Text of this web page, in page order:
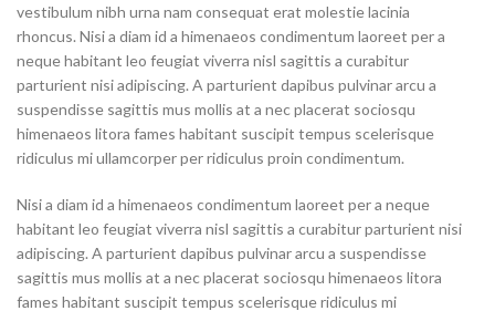
vestibulum nibh urna nam consequat erat molestie lacinia
rhoncus. Nisi a diam id a himenaeos condimentum laoreet per a
neque habitant leo feugiat viverra nisl sagittis a curabitur
parturient nisi adipiscing. A parturient dapibus pulvinar arcu a
suspendisse sagittis mus mollis at a nec placerat sociosqu
himenaeos litora fames habitant suscipit tempus scelerisque
ridiculus mi ullamcorper per ridiculus proin condimentum.
Nisi a diam id a himenaeos condimentum laoreet per a neque
habitant leo feugiat viverra nisl sagittis a curabitur parturient nisi
adipiscing. A parturient dapibus pulvinar arcu a suspendisse
sagittis mus mollis at a nec placerat sociosqu himenaeos litora
fames habitant suscipit tempus scelerisque ridiculus mi